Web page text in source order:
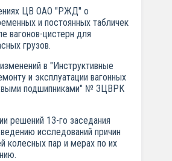
ЦВ ОАО "РЖД" о
и постоянных табличек
вагонов-цистерн для
грузов.
в "Инструктивные
и эксплуатации вагонных
подшипниками" № ЗЦВРК
решений 13-го заседания
исследований причин
колесных пар и мерах по их